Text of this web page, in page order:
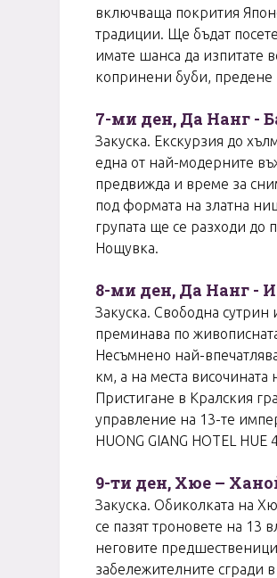
включваща покрития
традиции. Ще бъдат
имате шанса да изпитате
копринени буби, предене
7-ми ден, Да Нанг -
Закуска. Екскурзия до
една от най-модерните
предвижда и време за
под формата на златна
групата ще се разходи до
Нощувка.
8-ми ден, Да Нанг -
Закуска. Свободна
преминава по
Несъмнено най-
км, а на места
Пристигане в Кралския
управление на 13-те
HUONG GIANG HOTEL
9-ти ден, Хюе –
Закуска. Обиколката на
се пазят троновете на 13
неговите
забележителните сгради